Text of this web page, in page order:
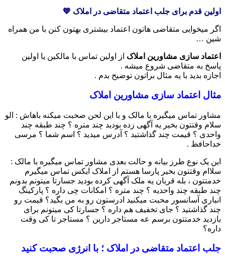
اولین قدم برای جلب اعتماد متقاضی در املاک 💙
اگر میخوایی متقاضی هاتون اعتماد بیشتری بهتون کنن با من همراه
شین …
اعتماد سازی مشاورین املاک از اولین تماس با مالکین یا اولین
پاسخ به متقاضی شروع میشه .
اجازه بدید با یه مثال براتون توضیح بدم .
مثال اعتماد سازی مشاورین املاک
مشاور تماس میگیره با مالک و با این لحن صحبت میکنه باهاش : الو
سلام وقتتون بخیر یه آگهی زده بودید چند متره ؟ چند طبقه چند
واحدی ؟ قیمت چند گذاشتید ؟ آدرس میدید ؟ اسم شما ؟ مرسی
خداحافظ .
این یک نوع طرز بیانه و حالت بعدی مشاور تماس میگیره با مالک :
سلاام وقتتون بخیر پارسا هستم از املاک ایکس تماس میگیرم
خدمتتون ، بله قربان یه ملک آگهی کرده بودید جسارتا میتونم بدونم
چند طبقه چند واحدیه ؟ چند متره ؟ امکانات چی داره ؟ پارکینگ
انباری آسانسور محبت میکنید ادرستون رو به من بگید؟ قیمت رو
چند گذاشتید ؟ جای تخفیف هم داره ؟ جسارتا کی میتونم برای
بازدید خدمتتون برسم عه مستاجر دارین ؟ مستاجر تا کی وقت
داره؟
جلب اعتماد متقاضی در املاک ؛ با انرژی صحبت کنید